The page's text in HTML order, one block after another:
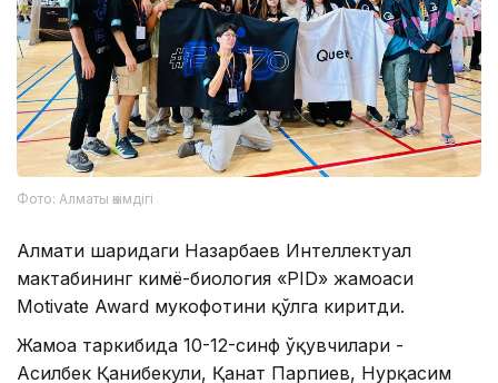
Фото: Алматы әкімдігі
Алмати шаҳридаги Назарбаев Интеллектуал
мактабининг кимё-биология «PID» жамоаси
Motivate Award мукофотини қўлга киритди.
Жамоа таркибида 10-12-синф ўқувчилари -
Асилбек Қанибекули, Қанат Парпиев, Нурқасим